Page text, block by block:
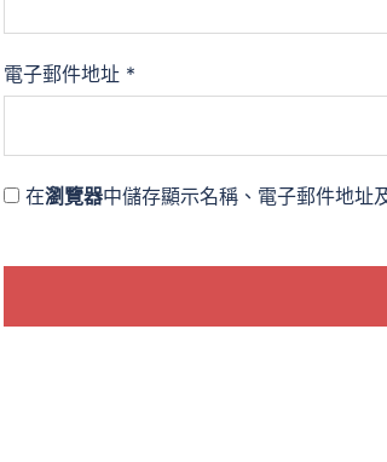
電子郵件地址 *
在瀏覽器中儲存顯示名稱、電子郵件地址